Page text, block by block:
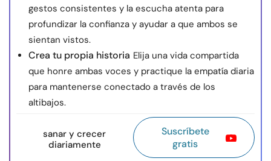
gestos consistentes y la escucha atenta para
profundizar la confianza y ayudar a que ambos se
sientan vistos.
Crea tu propia historia Elija una vida compartida
que honre ambas voces y practique la empatía diaria
para mantenerse conectado a través de los
altibajos.
sanar y crecer
diariamente
Suscríbete
gratis